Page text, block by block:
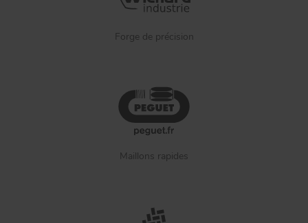
Forge de précision
Maillons rapides